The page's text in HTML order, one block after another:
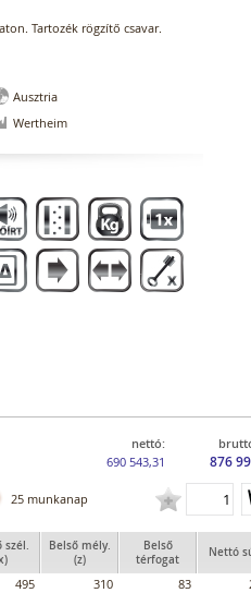
Tartozék rögzítő csavar.
Ausztria
Wertheim
nettó:
690 543,31
876
25 munkanap
szél.
Belső mély.
(z)
Belső
térfogat
Nettó
495 310 83